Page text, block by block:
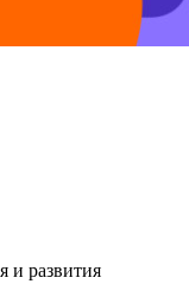
и развития